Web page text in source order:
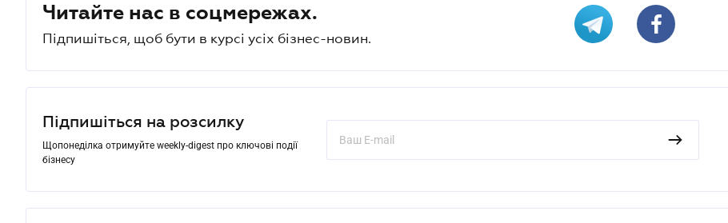
Читайте нас в соцмережах.
Підпишіться, щоб бути в курсі усіх бізнес-новин.
Підпишіться на розсилку
Щопонеділка отримуйте weekly-digest про ключові події
бізнесу